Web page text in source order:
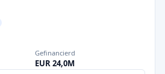
Gefinancierd
EUR 24,0M